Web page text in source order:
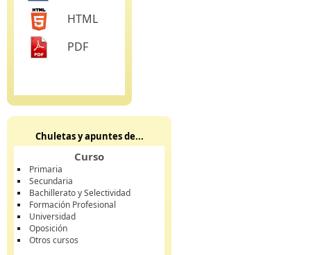
HTML
PDF
Chuletas y apuntes de...
Curso
Primaria
Secundaria
Bachillerato y Selectividad
Formación Profesional
Universidad
Oposición
Otros cursos